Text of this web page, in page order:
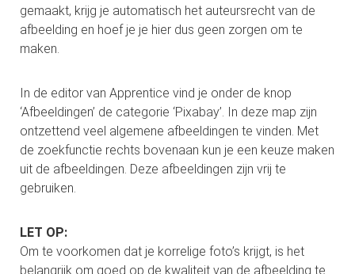
gemaakt, krijg je automatisch het auteursrecht van de
afbeelding en hoef je je hier dus geen zorgen om te
maken.
In de editor van Apprentice vind je onder de knop
‘Afbeeldingen’ de categorie ‘Pixabay’. In deze map zijn
ontzettend veel algemene afbeeldingen te vinden. Met
de zoekfunctie rechts bovenaan kun je een keuze maken
uit de afbeeldingen. Deze afbeeldingen zijn vrij te
gebruiken.
LET OP:
Om te voorkomen dat je korrelige foto’s krijgt, is het
belangrijk om goed op de kwaliteit van de afbeelding te
gebruikt
te
Hierdoor
website-